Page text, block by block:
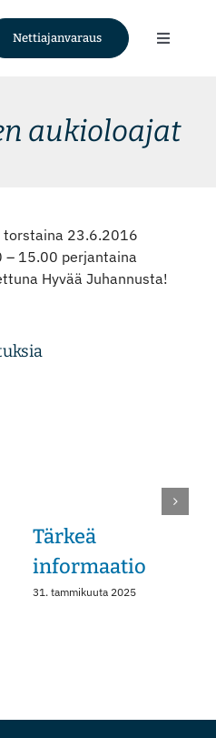
Nettiajanvaraus
Toggle
meistäaukioloajat
torstaina 23.6.2016
– 15.00 perjantaina
Hyvää Juhannusta!
Tärkeä
informaatio
31. tammikuuta 2025